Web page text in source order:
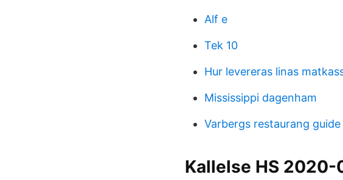
Alf e
Tek 10
Hur levereras linas
Mississippi dagenham
Varbergs restaurang guide
Kallelse HS 2020-